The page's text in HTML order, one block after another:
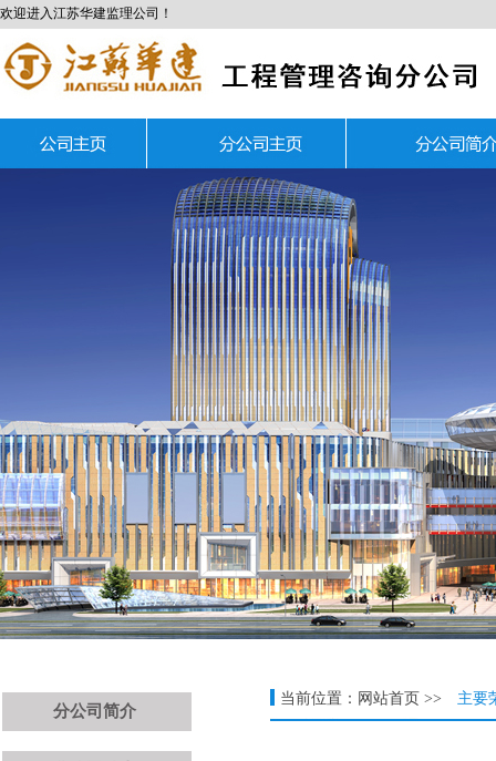
欢迎进入江苏华建监理公司！
分公司简介
当前位置：网站首页 >> 主要